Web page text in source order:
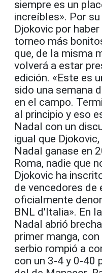
siempre es un
increíbles». Por
Djokovic por
torneo más
que, de la misma
volverá a estar
edición. «Este es
sido una semana
en el campo.
al principio y eso
Nadal con un
igual que
Nadal ganase en
Roma, nadie que
Djokovic ha
de vencedores de
oficialmente
BNL d'Italia». En
Nadal abrió
primer manga,
serbio rompió a
con un 3-4 y 0-40